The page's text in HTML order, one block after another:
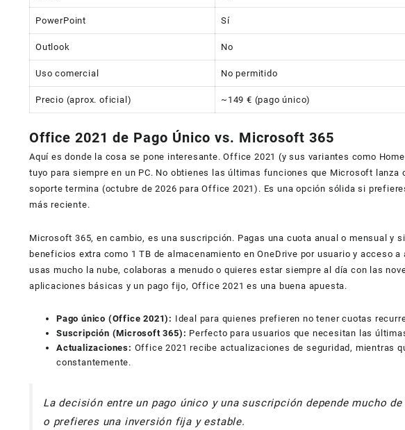
PowerPoint Sí
Outlook No
Uso comercial No permitido
Precio (aprox. oficial) ~149 € (pago único)
Office 2021 de Pago Único vs. Microsoft 365
Aquí es donde la cosa se pone interesante. Office 2021 (y sus variantes como
tuyo para siempre en un PC. No obtienes las últimas funciones que Microsoft
soporte termina (octubre de 2026 para Office 2021). Es una opción sólida si
más reciente.
Microsoft 365, en cambio, es una suscripción. Pagas una cuota anual o mensual y
beneficios extra como 1 TB de almacenamiento en OneDrive por usuario y
usas mucho la nube, colaboras a menudo o quieres estar siempre al día con las
aplicaciones básicas y un pago fijo, Office 2021 es una buena apuesta.
Pago único (Office 2021): Ideal para quienes prefieren no tener cuotas
Suscripción (Microsoft 365): Perfecto para usuarios que necesitan las
Actualizaciones: Office 2021 recibe actualizaciones de seguridad, mientras
constantemente.
La decisión entre un pago único y una suscripción depende mucho
o prefieres una inversión fija y estable.